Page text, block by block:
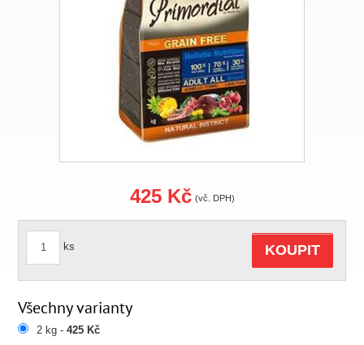
425 Kč (vč. DPH)
ks KOUPIT
Všechny varianty
2 kg -425 Kč